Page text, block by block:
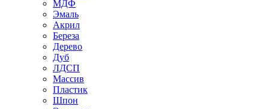
МДФ
Эмаль
Акрил
Береза
Дерево
Дуб
ЛДСП
Массив
Пластик
Шпон